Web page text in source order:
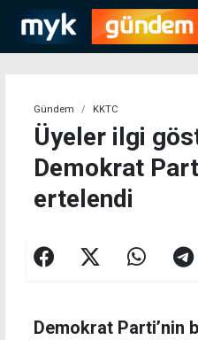
Gündem KKTC
Üyeler ilgi
Demokrat
ertelendi
Demokrat Parti’nin